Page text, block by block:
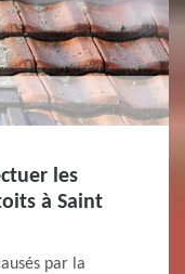
les
à Saint
par la